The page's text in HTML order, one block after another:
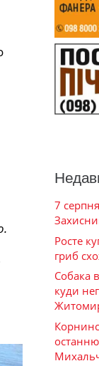
7
Росте
гриб
Собака
куди